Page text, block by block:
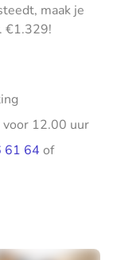
maak je
€1.329!
voor 12.00 uur
61 64 of